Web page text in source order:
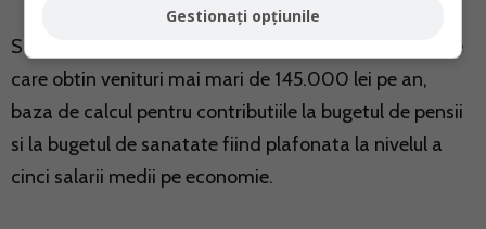
Sunt avantajate de modificarea legislatiei persoanele
care obtin venituri mai mari de 145.000 lei pe an,
baza de calcul pentru contributiile la bugetul de pensii
si la bugetul de sanatate fiind plafonata la nivelul a
cinci salarii medii pe economie.
Gestionați opțiunile